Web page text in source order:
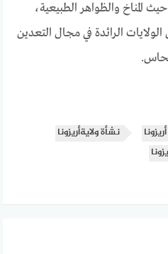
المناخ والظواهر الطبيعية،
الرائدة في مجال التعدين
نشأة ولايةأريزونا